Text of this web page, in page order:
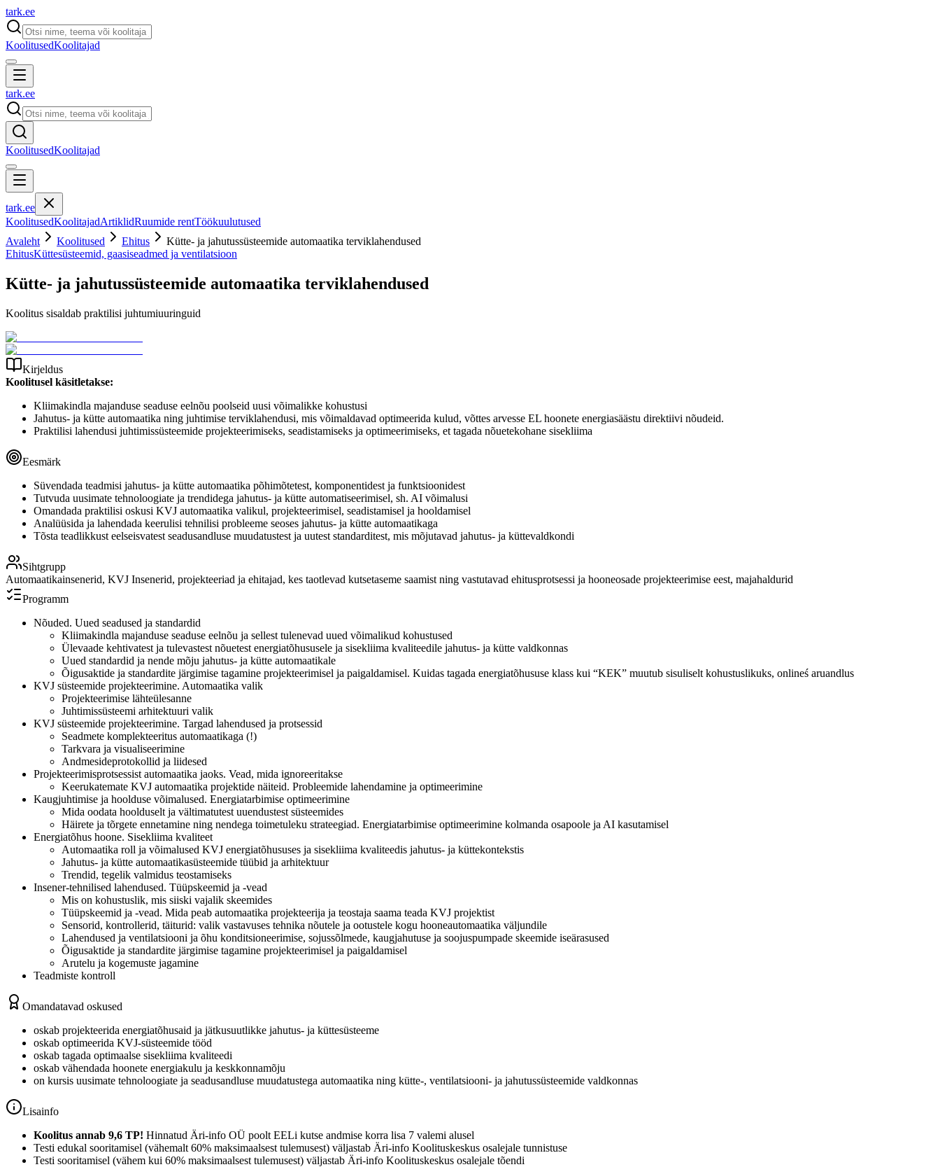
tark.ee
KoolitusedKoolitajad
tark.ee
KoolitusedKoolitajad
tark.ee
KoolitusedKoolitajadArtiklidRuumide rentTöökuulutused
Avaleht
Koolitused Ehitus
Kütte- ja jahutussüsteemide automaatika terviklahendused
EhitusKüttesüsteemid, gaasiseadmed ja ventilatsioon
Kütte- ja jahutussüsteemide automaatika terviklahendused
Koolitus sisaldab praktilisi juhtumiuuringuid
Kirjeldus
Koolitusel käsitletakse:
Kliimakindla majanduse seaduse eelnõu poolseid uusi võimalikke kohustusi
Jahutus- ja kütte automaatika ning juhtimise terviklahendusi, mis võimaldavad optimeerida kulud, võttes arvesse EL hoonete energiasäästu direktiivi nõudeid.
Praktilisi lahendusi juhtimissüsteemide projekteerimiseks, seadistamiseks ja optimeerimiseks, et tagada nõuetekohane sisekliima
Eesmärk
Süvendada teadmisi jahutus- ja kütte automaatika põhimõtetest, komponentidest ja funktsioonidest
Tutvuda uusimate tehnoloogiate ja trendidega jahutus- ja kütte automatiseerimisel, sh. AI võimalusi
Omandada praktilisi oskusi KVJ automaatika valikul, projekteerimisel, seadistamisel ja hooldamisel
Analüüsida ja lahendada keerulisi tehnilisi probleeme seoses jahutus- ja kütte automaatikaga
Tõsta teadlikkust eelseisvatest seadusandluse muudatustest ja uutest standarditest, mis mõjutavad jahutus- ja küttevaldkondi
Sihtgrupp
Automaatikainsenerid, KVJ Insenerid, projekteeriad ja ehitajad, kes taotlevad kutsetaseme saamist ning vastutavad ehitusprotsessi ja hooneosade projekteerimise eest, majahaldurid
Programm
Nõuded. Uued seadused ja standardid
Kliimakindla majanduse seaduse eelnõu ja sellest tulenevad uued võimalikud kohustused
Ülevaade kehtivatest ja tulevastest nõuetest energiatõhususele ja sisekliima kvaliteedile jahutus- ja kütte valdkonnas
Uued standardid ja nende mõju jahutus- ja kütte automaatikale
Õigusaktide ja standardite järgimise tagamine projekteerimisel ja paigaldamisel. Kuidas tagada energiatõhususe klass kui “KEK” muutub sisuliselt kohustuslikuks, onlineś aruandlus
KVJ süsteemide projekteerimine. Automaatika valik
Projekteerimise lähteülesanne
Juhtimissüsteemi arhitektuuri valik
KVJ süsteemide projekteerimine. Targad lahendused ja protsessid
Seadmete komplekteeritus automaatikaga (!)
Tarkvara ja visualiseerimine
Andmesideprotokollid ja liidesed
Projekteerimisprotsessist automaatika jaoks. Vead, mida ignoreeritakse
Keerukatemate KVJ automaatika projektide näiteid. Probleemide lahendamine ja optimeerimine
Kaugjuhtimise ja hoolduse võimalused. Energiatarbimise optimeerimine
Mida oodata hoolduselt ja vältimatutest uuendustest süsteemides
Häirete ja tõrgete ennetamine ning nendega toimetuleku strateegiad. Energiatarbimise optimeerimine kolmanda osapoole ja AI kasutamisel
Energiatõhus hoone. Sisekliima kvaliteet
Automaatika roll ja võimalused KVJ energiatõhususes ja sisekliima kvaliteedis jahutus- ja küttekontekstis
Jahutus- ja kütte automaatikasüsteemide tüübid ja arhitektuur
Trendid, tegelik valmidus teostamiseks
Insener-tehnilised lahendused. Tüüpskeemid ja -vead
Mis on kohustuslik, mis siiski vajalik skeemides
Tüüpskeemid ja -vead. Mida peab automaatika projekteerija ja teostaja saama teada KVJ projektist
Sensorid, kontrollerid, täiturid: valik vastavuses tehnika nõutele ja ootustele kogu hooneautomaatika väljundile
Lahendused ja ventilatsiooni ja õhu konditsioneerimise, sojussõlmede, kaugjahutuse ja soojuspumpade skeemide iseärasused
Õigusaktide ja standardite järgimise tagamine projekteerimisel ja paigaldamisel
Arutelu ja kogemuste jagamine
Teadmiste kontroll
Omandatavad oskused
oskab projekteerida energiatõhusaid ja jätkusuutlikke jahutus- ja küttesüsteeme
oskab optimeerida KVJ-süsteemide tööd
oskab tagada optimaalse sisekliima kvaliteedi
oskab vähendada hoonete energiakulu ja keskkonnamõju
on kursis uusimate tehnoloogiate ja seadusandluse muudatustega automaatika ning kütte-, ventilatsiooni- ja jahutussüsteemide valdkonnas
Lisainfo
Koolitus annab 9,6 TP! Hinnatud Äri-info OÜ poolt EELi kutse andmise korra lisa 7 valemi alusel
Testi edukal sooritamisel (vähemalt 60% maksimaalsest tulemusest) väljastab Äri-info Koolituskeskus osalejale tunnistuse
Testi sooritamisel (vähem kui 60% maksimaalsest tulemusest) väljastab Äri-info Koolituskeskus osalejale tõendi